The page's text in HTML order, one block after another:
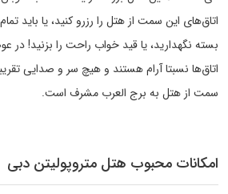
اتاق‌های این سمت از هتل را رزرو کنید، یا باید
بسته نگهدارید، یا قید خواب راحت را بزنید!
اتاق‌ها نسبتا آرام هستند و هیچ سر و صدایی
سمت از هتل به برج العرب مشرف است.
امکانات محبوب هتل متروپولیتن دبی